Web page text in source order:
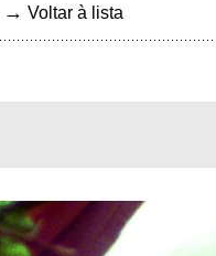
→ Voltar à lista